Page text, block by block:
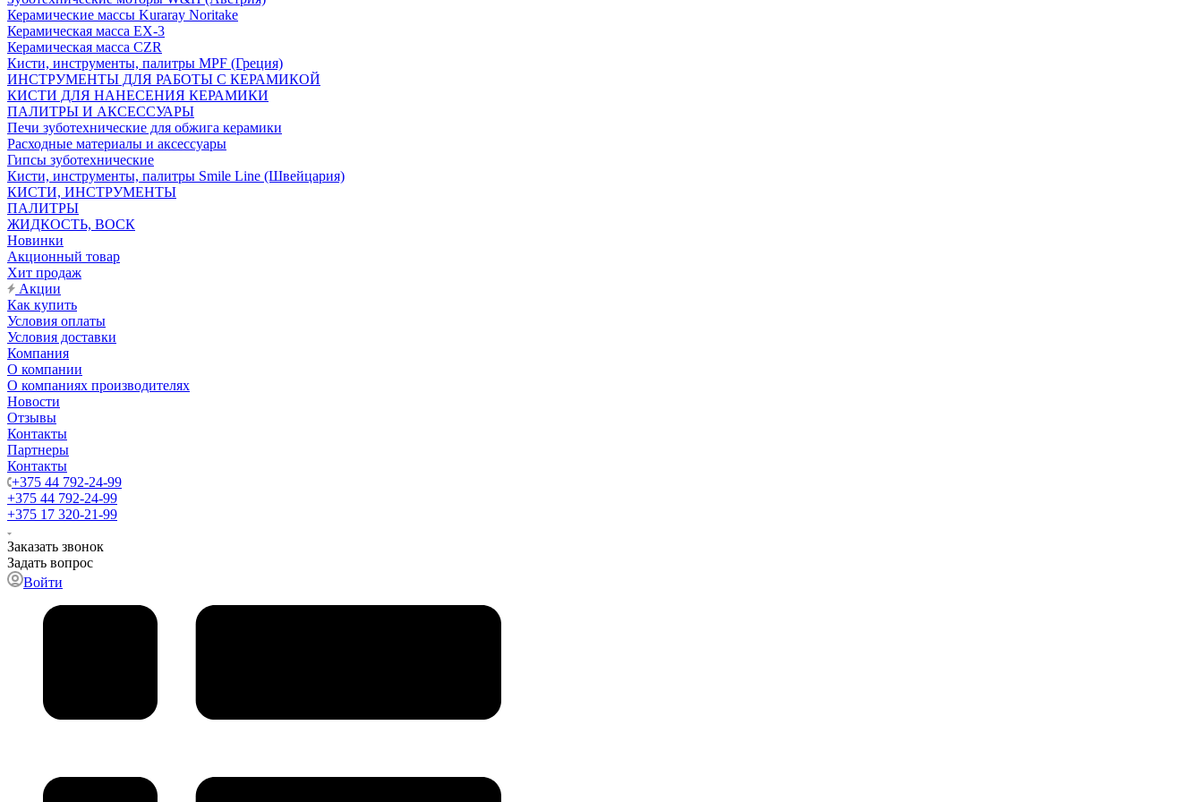
Керамические массы Kuraray Noritake
Керамическая масса EX-3
Керамическая масса CZR
Кисти, инструменты, палитры MPF (Греция)
ИНСТРУМЕНТЫ ДЛЯ РАБОТЫ С КЕРАМИКОЙ
КИСТИ ДЛЯ НАНЕСЕНИЯ КЕРАМИКИ
ПАЛИТРЫ И АКСЕССУАРЫ
Печи зуботехнические для обжига керамики
Расходные материалы и аксессуары
Гипсы зуботехнические
Кисти, инструменты, палитры Smile Line (Швейцария)
КИСТИ, ИНСТРУМЕНТЫ
ПАЛИТРЫ
ЖИДКОСТЬ, ВОСК
Новинки
Акционный товар
Хит продаж
Акции
Как купить
Условия оплаты
Условия доставки
Компания
О компании
О компаниях производителях
Новости
Отзывы
Контакты
Партнеры
Контакты
+375 44 792-24-99
+375 44 792-24-99
+375 17 320-21-99
Заказать звонок
Задать вопрос
Войти